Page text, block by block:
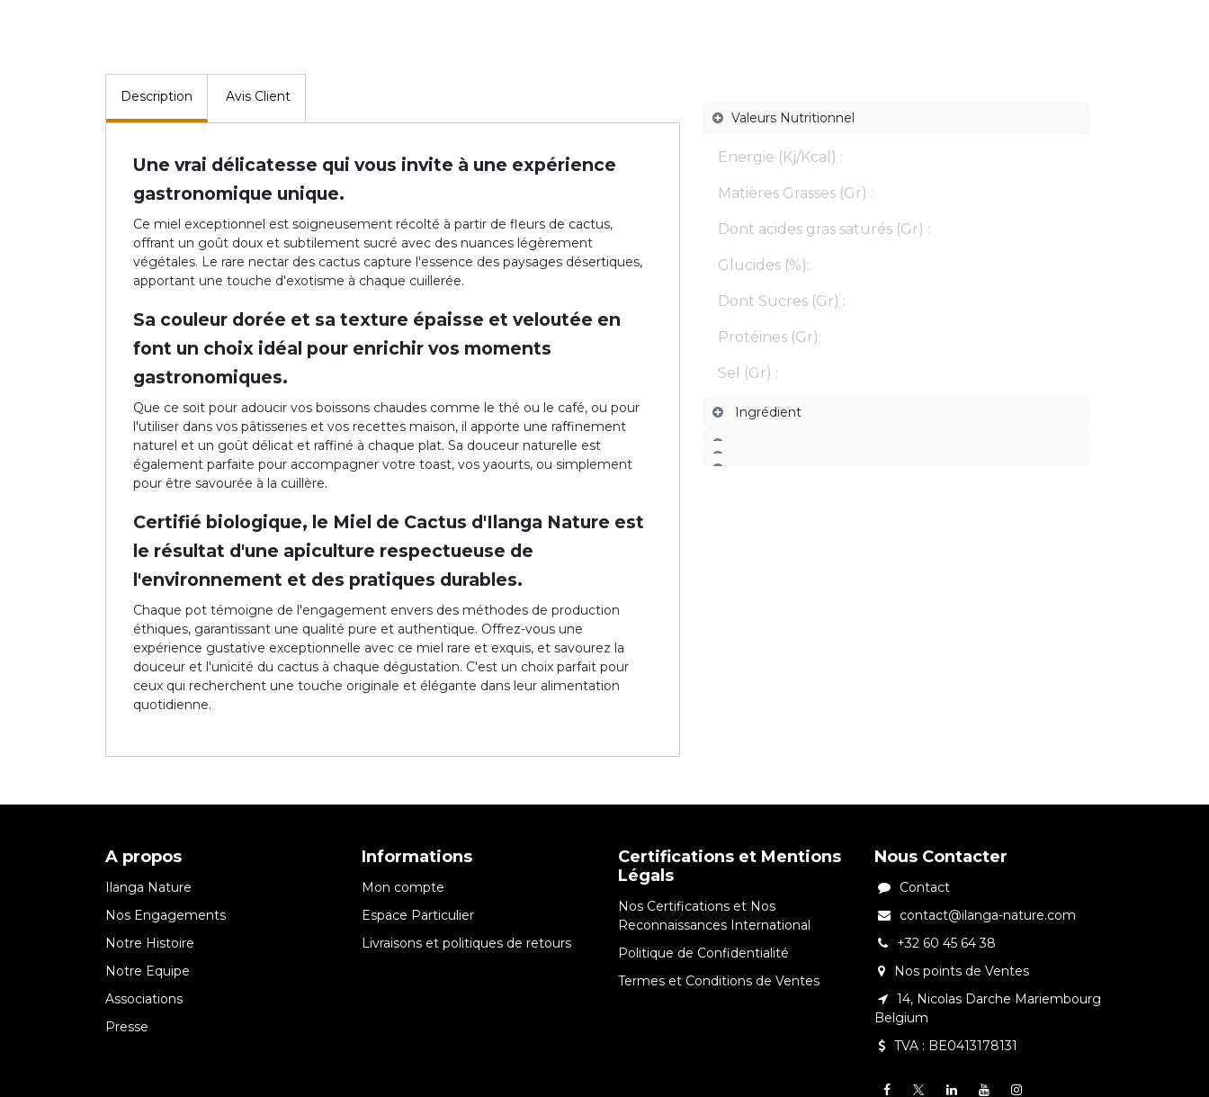
Description Avis Client
Une vrai délicatesse qui vous invite à une expérience
gastronomique unique.
Ce miel exceptionnel est soigneusement récolté à partir de fleurs de cactus,
offrant un goût doux et subtilement sucré avec des nuances légèrement
végétales. Le rare nectar des cactus capture l'essence des paysages désertiques,
apportant une touche d'exotisme à chaque cuillerée.
Sa couleur dorée et sa texture épaisse et veloutée en
font un choix idéal pour enrichir vos moments
gastronomiques.
Que ce soit pour adoucir vos boissons chaudes comme le thé ou le café, ou pour
l'utiliser dans vos pâtisseries et vos recettes maison, il apporte une raffinement
naturel et un goût délicat et raffiné à chaque plat. Sa douceur naturelle est
également parfaite pour accompagner votre toast, vos yaourts, ou simplement
pour être savourée à la cuillère.
Certifié biologique, le Miel de Cactus d'Ilanga Nature est
le résultat d'une apiculture respectueuse de
l'environnement et des pratiques durables.
Chaque pot témoigne de l'engagement envers des méthodes de production
éthiques, garantissant une qualité pure et authentique. Offrez-vous une
expérience gustative exceptionnelle avec ce miel rare et exquis, et savourez la
douceur et l'unicité du cactus à chaque dégustation. C'est un choix parfait pour
ceux qui recherchent une touche originale et élégante dans leur alimentation
quotidienne.
Valeurs Nutritionnel
Energie (Kj/Kcal) :
Matières Grasses (Gr) :
Dont acides gras saturés (Gr) :
Glucides (%):
Dont Sucres (Gr) :
Protéines (Gr):
Sel (Gr) :
Ingrédient
A propos
Ilanga Nature
Nos Engagements
Notre Histoire
Notre Equipe
Associations
Presse
Informations
Mon compte
Espace Particulier
Livraisons et politiques de retours
Certifications et Mentions
Légals
Nos Certifications et Nos
Reconnaissances International
Politique de Confidentialité
Termes et Conditions de Ventes
Nous Contacter
Contact
contact@ilanga-nature.com
+32 60 45 64 38
Nos points de Ventes
14, Nicolas Darche Mariembourg
Belgium
TVA : BE0413178131